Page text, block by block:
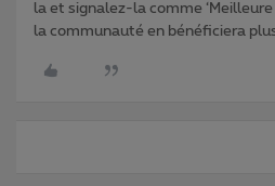
la et signalez-la comme ‘Meilleure
la communauté en bénéficiera